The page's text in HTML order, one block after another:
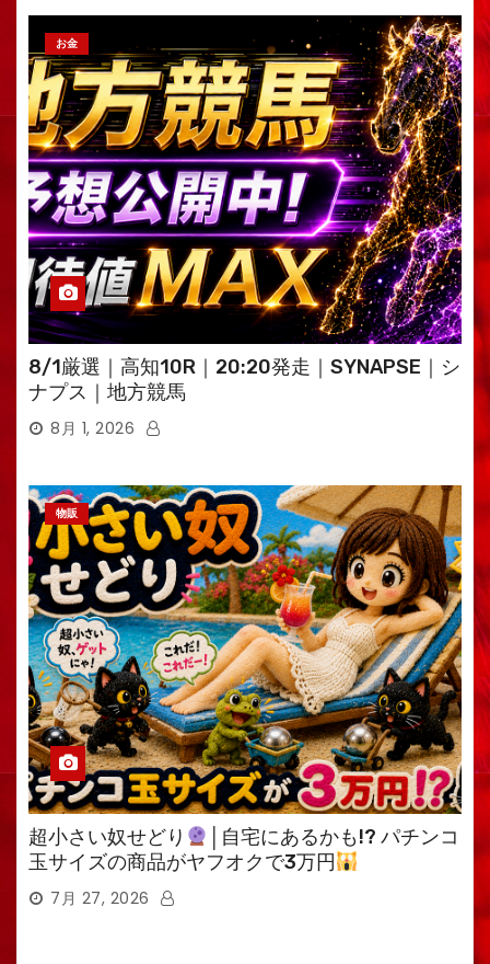
お金
8/1厳選｜高知10R｜20:20発走｜SYNAPSE｜シ
ナプス｜地方競馬
8月 1, 2026
物販
超小さい奴せどり
│自宅にあるかも!? パチンコ
玉サイズの商品がヤフオクで3万円
7月 27, 2026